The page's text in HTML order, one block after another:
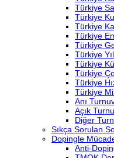
Türkiye
Türkiye
Türkiye
Türkiye
Türkiye
Türkiye
Türkiye
Türkiye
Türkiye
Türkiye
Anı
Açık
Diğer
Sıkça Sorulan
Dopingle
Anti-